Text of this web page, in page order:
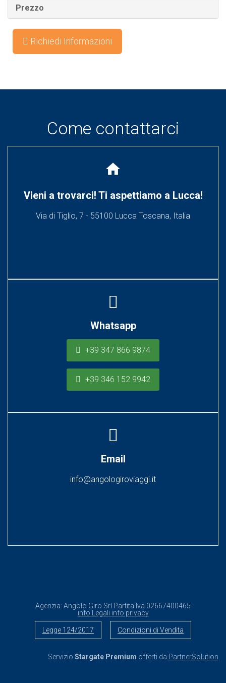
Prezzo
Richiedi Informazioni
Come contattarci
home
Vieni a trovarci! Ti aspettiamo a Lucca!
Via di Tiglio, 7 - 55100 Lucca Toscana, Italia
Whatsapp
+39 347 866 9874
+39 346 152 9942
Email
info@angologiroviaggi.it
Agenzia: Angolo Giro Srl Partita Iva 02667400465
info Legali info privacy
Legge 124/2017 Condizioni di Vendita
Servizio Stargate Premium offerti da PartnerSolution